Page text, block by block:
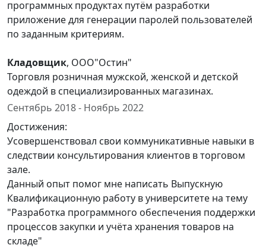
программных продуктах путём разработки
приложение для генерации паролей пользователей
по заданным критериям.
Кладовщик, ООО"Остин"
Торговля розничная мужской, женской и детской
одеждой в специализированных магазинах.
Сентябрь 2018 - Ноябрь 2022
Достижения:
Усовершенствовал свои коммуникативные навыки в
следствии консультирования клиентов в торговом
зале.
Данный опыт помог мне написать Выпускную
Квалификационную работу в университете на тему
"Разработка программного обеспечения поддержки
процессов закупки и учёта хранения товаров на
складе"